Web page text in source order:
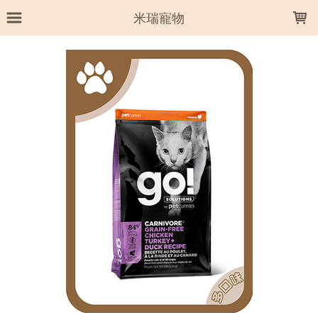
米瑞寵物